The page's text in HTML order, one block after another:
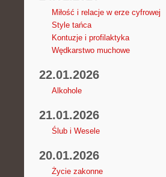
Miłość i relacje w erze cyfrowej
Style tańca
Kontuzje i profilaktyka
Wędkarstwo muchowe
22.01.2026
Alkohole
21.01.2026
Ślub i Wesele
20.01.2026
Życie zakonne